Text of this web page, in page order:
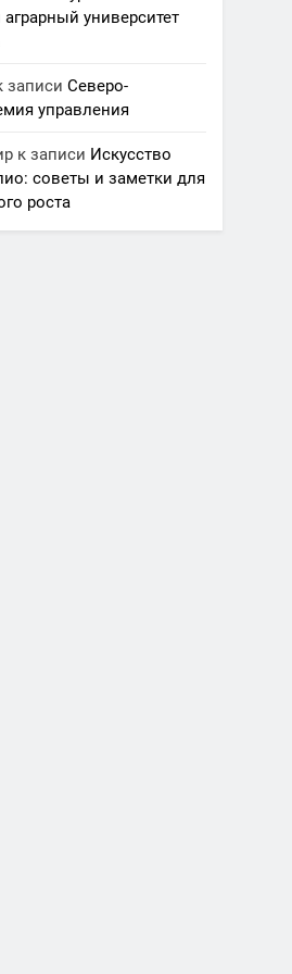
университет
записиСеверо-
управления
к записи Искусство
советы и заметки для
роста